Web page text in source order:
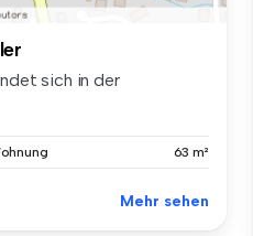
sich in der
63 m²
Mehr sehen